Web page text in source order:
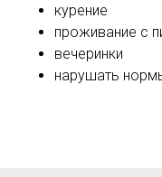
курение
проживание с
вечеринки
нарушать